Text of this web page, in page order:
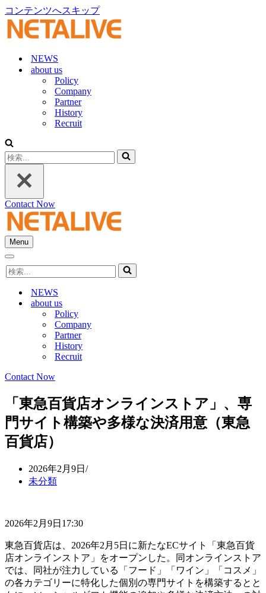
コンテンツへスキップ
NEWS
about us
Policy
Company
Partner
History
Recruit
検
索...
Contact Now
Menu
ナ
ゲ
シ
ョ
ナ
ビ
検
索...
NEWS
about us
Policy
Company
Partner
History
Recruit
Contact Now
「東急百貨店オンラインストア」、専
門サイト構築や多様な決済用意（東急
百貨店）
2026年2月9日
未分類
2026年2月9日17:30
東急百貨店は、2026年2月5日に新たなECサイト「東急百貨
店オンラインストア」をオープンした。同オンラインストア
では、同社が注力している「フード」「ワイン」「コスメ」
の各カテゴリーに特化した個別の専門サイトを構築するとと